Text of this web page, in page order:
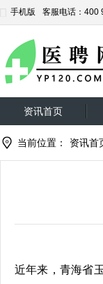
手机版 客服电话：400
资讯首页
当前位置： 资讯首
近年来，青海省